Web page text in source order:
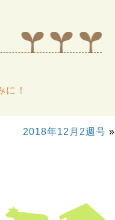
に！
2018年12月2週号 »